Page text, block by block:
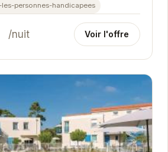
personnes-handicapees
/nuit Voir l'offre